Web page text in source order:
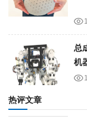
总
机
热评文章